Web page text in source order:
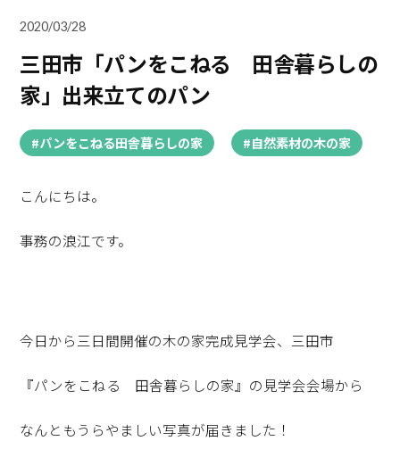
2020/03/28
三田市「パンをこねる 田舎暮らしの
家」出来立てのパン
#パンをこねる田舎暮らしの家 #自然素材の木の家
こんにちは。
事務の浪江です。
今日から三日間開催の木の家完成見学会、三田市
『パンをこねる 田舎暮らしの家』の見学会会場から
なんともうらやましい写真が届きました！